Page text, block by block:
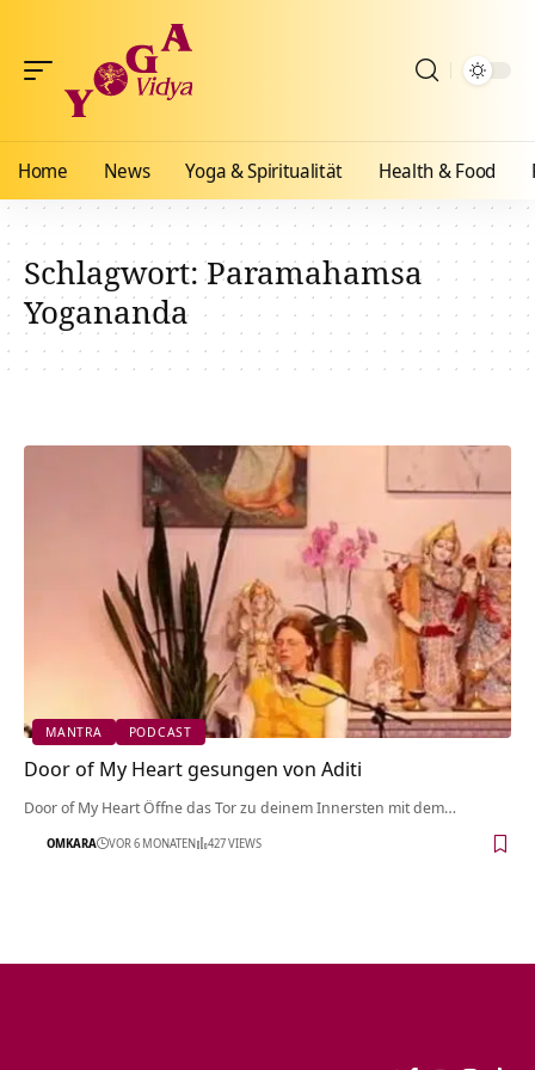
Home News Yoga & Spiritualität Health & Food
Schlagwort:Paramahamsa
Yogananda
MANTRA PODCAST
Door of My Heart gesungen von Aditi
Door of My Heart Öffne das Tor zu deinem Innersten mit dem…
OMKARA VOR 6 MONATEN 427 VIEWS